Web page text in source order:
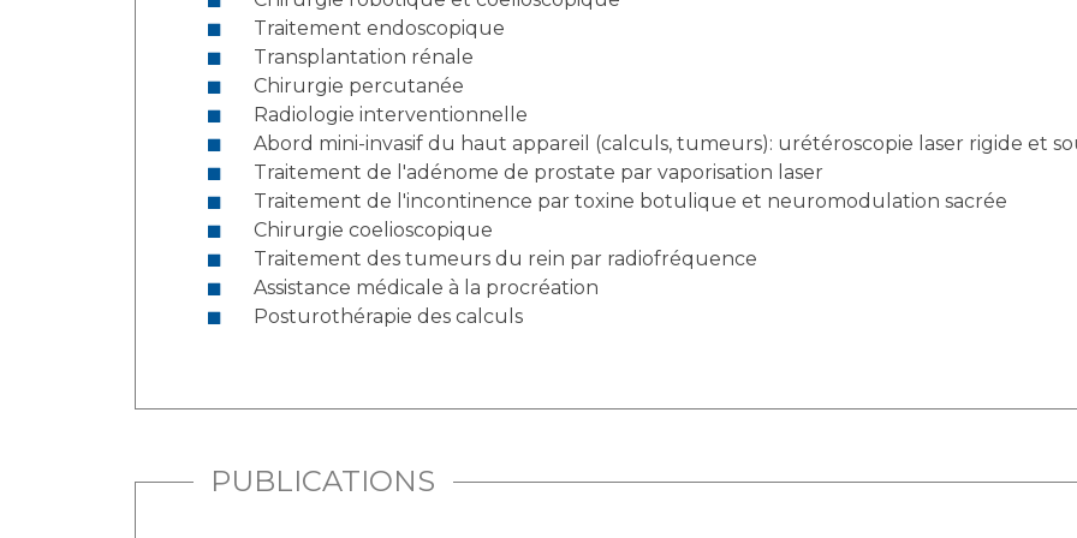
Traitement endoscopique
Transplantation rénale
Chirurgie percutanée
Radiologie interventionnelle
Abord mini-invasif du haut appareil (calculs, tumeurs): urétéroscopie laser rigide et
Traitement de l'adénome de prostate par vaporisation laser
Traitement de l'incontinence par toxine botulique et neuromodulation sacrée
Chirurgie coelioscopique
Traitement des tumeurs du rein par radiofréquence
Assistance médicale à la procréation
Posturothérapie des calculs
PUBLICATIONS